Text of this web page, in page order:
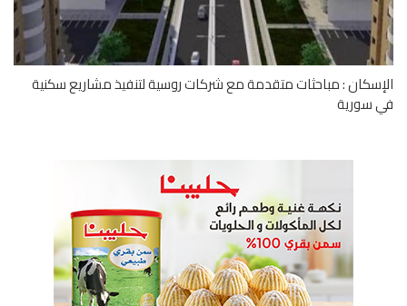
: مباحثات متقدمة مع شركات روسية لتنفيذ مشاريع سكنية
سورية